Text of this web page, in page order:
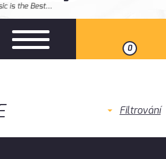
0
Filtrování